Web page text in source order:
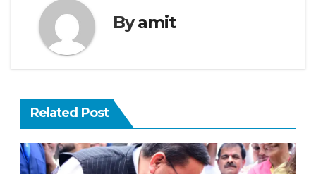
Byamit
Related Post